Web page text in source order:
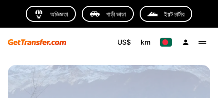
অভিজ্ঞতা গাড়ী ভাড়া ইয়ট চার্টার
US$ km